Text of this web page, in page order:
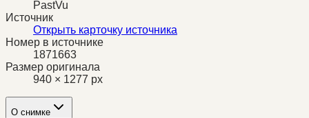
PastVu
Источник
Открыть карточку источника
Номер в источнике
1871663
Размер оригинала
940 × 1277 px
О снимке